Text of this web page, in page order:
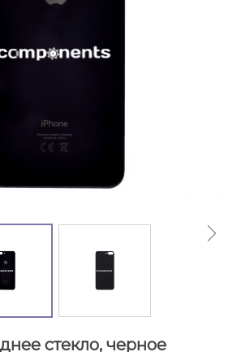
стекло, черное